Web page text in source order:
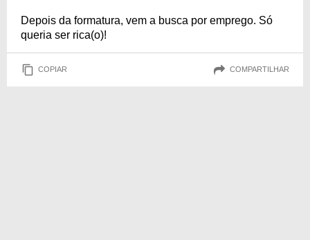
Depois da formatura, vem a busca por emprego. Só
queria ser rica(o)!
COPIAR COMPARTILHAR